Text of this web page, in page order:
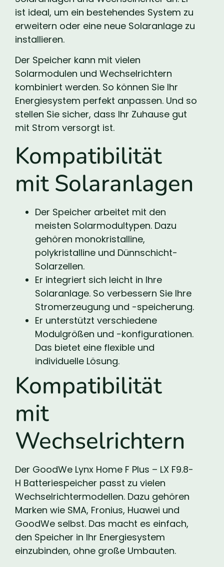
ist ideal, um ein bestehendes System zu
erweitern oder eine neue Solaranlage zu
installieren.
Der Speicher kann mit vielen
Solarmodulen und Wechselrichtern
kombiniert werden. So können Sie Ihr
Energiesystem perfekt anpassen. Und so
stellen Sie sicher, dass Ihr Zuhause gut
mit Strom versorgt ist.
Kompatibilität
mit Solaranlagen
Der Speicher arbeitet mit den
meisten Solarmodultypen. Dazu
gehören monokristalline,
polykristalline und Dünnschicht-
Solarzellen.
Er integriert sich leicht in Ihre
Solaranlage. So verbessern Sie Ihre
Stromerzeugung und -speicherung.
Er unterstützt verschiedene
Modulgrößen und -konfigurationen.
Das bietet eine flexible und
individuelle Lösung.
Kompatibilität
mit
Wechselrichtern
Der GoodWe Lynx Home F Plus – LX F9.8-
H Batteriespeicher passt zu vielen
Wechselrichtermodellen. Dazu gehören
Marken wie SMA, Fronius, Huawei und
GoodWe selbst. Das macht es einfach,
den Speicher in Ihr Energiesystem
einzubinden, ohne große Umbauten.